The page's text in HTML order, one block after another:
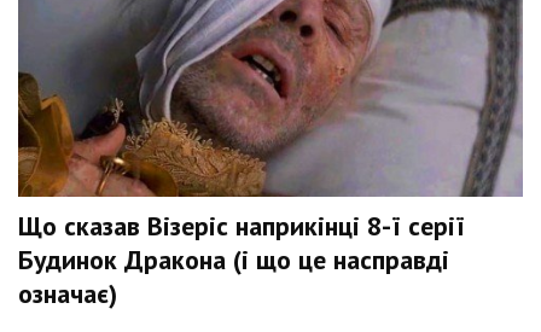
Що сказав Візеріс наприкінці 8-ї серії
Будинок Дракона (і що це насправді
означає)